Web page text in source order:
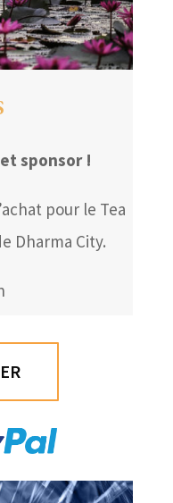
sponsor !
pour le Tea
Dharma City.